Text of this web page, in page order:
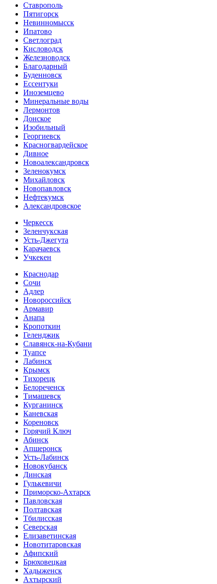
Ставрополь
Пятигорск
Невинномысск
Ипатово
Светлоград
Кисловодск
Железноводск
Благодарный
Буденновск
Ессентуки
Иноземцево
Минеральные воды
Лермонтов
Донское
Изобильный
Георгиевск
Красногвардейское
Дивное
Новоалександровск
Зеленокумск
Михайловск
Новопавловск
Нефтекумск
Александровское
Черкесск
Зеленчукская
Усть-Джегута
Карачаевск
Учкекен
Краснодар
Сочи
Адлер
Новороссийск
Армавир
Анапа
Кропоткин
Геленджик
Славянск-на-Кубани
Туапсе
Лабинск
Крымск
Тихорецк
Белореченск
Тимашевск
Курганинск
Каневская
Кореновск
Горячий Ключ
Абинск
Апшеронск
Усть-Лабинск
Новокубанск
Динская
Гулькевичи
Приморско-Ахтарск
Павловская
Полтавская
Тбилисская
Северская
Елизаветинская
Новотитаровская
Афипский
Брюховецкая
Хадыженск
Ахтырский